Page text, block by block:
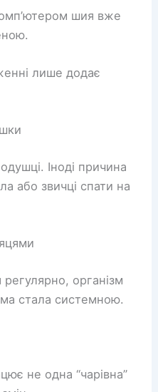
шия вже
лише додає
Іноді причина
або звичці спати на
організм
стала системною.
не одна “чарівна”